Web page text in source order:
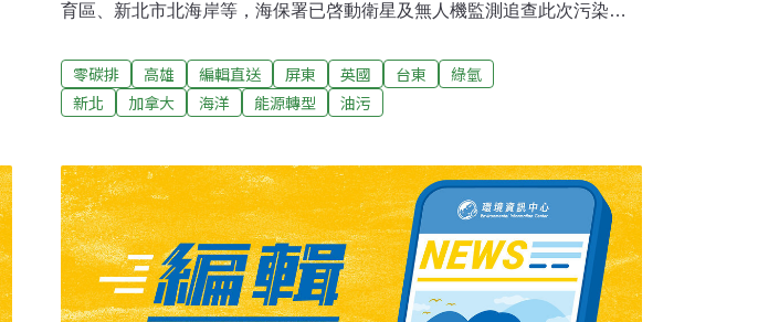
育區、新北市北海岸等，海保署已啓動衛星及無人機監測追查此次污染元
等專家，運用洋流回溯模擬技術及AIS船舶航跡系統，結合各項線索，清查
近日航經污染地區附近海域可疑船舶及污染源。目前仍在蒐集證據，也未
查獲海上船舶偷排狀況；海保署表示，排放廢油入海最重可罰3千萬元。
初在學甲濕地生態園區野放的第2隻傷癒黑面琵鷺編號N49，今日被發現在
北門區井子腳附近現蹤，鳥友驚喜。台南市生態保育學會副總幹事黃永豐
及志工邱景威，今年1月在學甲濕地生態園區進行全球黑面琵鷺鳥調時，發
現1隻罹患肉毒桿菌中毒的黑琵，經救治恢復健康後放飛。（自由時報報
導）
零碳排 高雄 編輯直送 屏東 英國 台東
綠氫
新北
加拿大 海洋 能源轉型 油污